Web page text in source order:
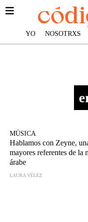
YO NOSOTRXS
MÚSICA
Hablamos con Zeyne,
mayores referentes de la
árabe
LAURA VÉLEZ